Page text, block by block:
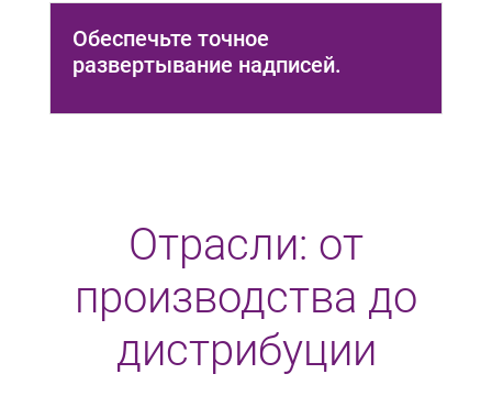
Обеспечьте точное
развертывание надписей.
Отрасли: от
производства до
дистрибуции